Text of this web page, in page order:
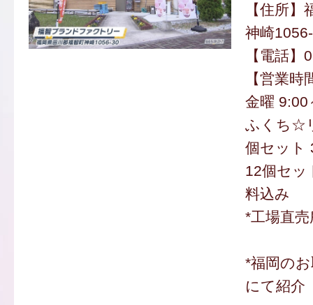
【住所
神崎
【電話
【営業
金曜 9:00
ふくち☆
個セット
12個セッ
料込み
*工場直
*福岡の
にて紹介